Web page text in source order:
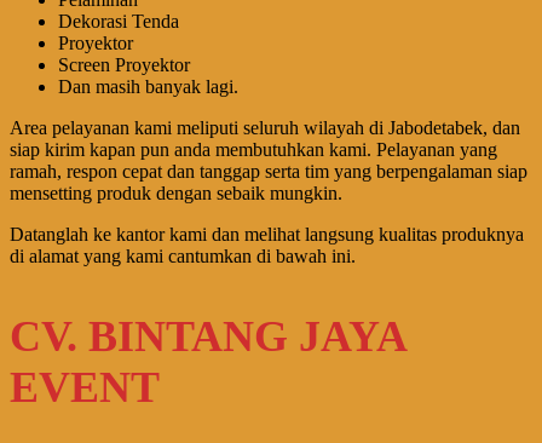
Dekorasi Tenda
Proyektor
Screen Proyektor
Dan masih banyak lagi.
Area pelayanan kami meliputi seluruh wilayah di Jabodetabek, dan
siap kirim kapan pun anda membutuhkan kami. Pelayanan yang
ramah, respon cepat dan tanggap serta tim yang berpengalaman siap
mensetting produk dengan sebaik mungkin.
Datanglah ke kantor kami dan melihat langsung kualitas produknya
di alamat yang kami cantumkan di bawah ini.
CV. BINTANG JAYA
EVENT